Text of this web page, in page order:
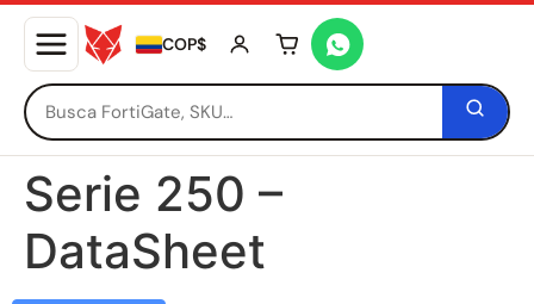
COP$ Tu carrito está vacío
Serie 250 –
DataSheet